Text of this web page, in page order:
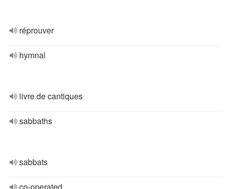
réprouver
hymnal
livre de cantiques
sabbaths
sabbats